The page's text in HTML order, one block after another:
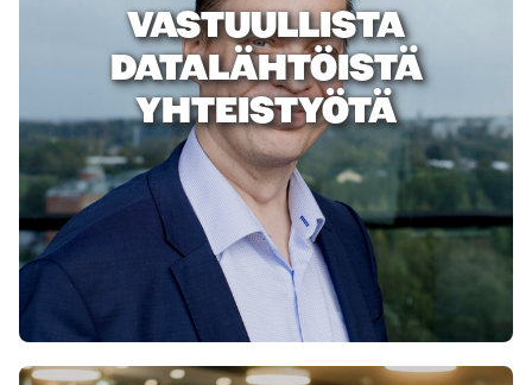
VASTUULLISTA
DATALÄHTÖISTÄ
YHTEISTYÖTÄ